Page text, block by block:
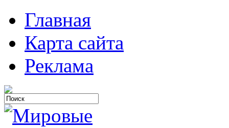
Главная
Карта сайта
Реклама